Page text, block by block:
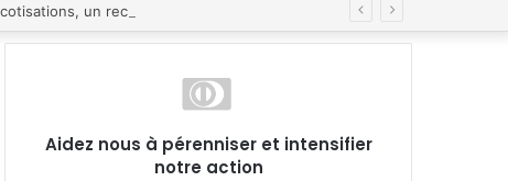
Aidez nous à pérenniser et intensifier
notre action